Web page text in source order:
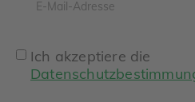
Ich akzeptiere die